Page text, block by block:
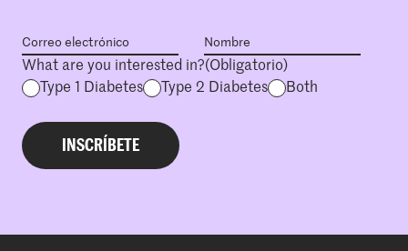
What are you interested in?(Obligatorio)
Type 1 Diabetes
Type 2 Diabetes Both